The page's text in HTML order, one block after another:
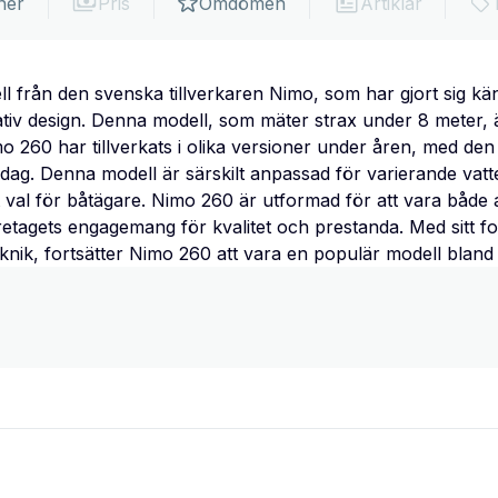
från den svenska tillverkaren Nimo, som har gjort sig
design. Denna modell, som mäter strax under 8 meter,
260 har tillverkats i olika versioner under åren, med
Denna modell är särskilt anpassad för varierande
val för båtägare. Nimo 260 är utformad för att vara både
engagemang för kvalitet och prestanda. Med sitt
fortsätter Nimo 260 att vara en populär modell bland